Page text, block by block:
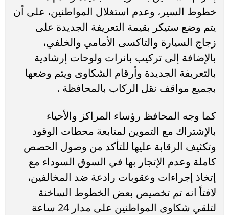
خطوط السير، وعدم استغلال المواطنين، على أن
يتم وضع ستيكر بقيمة التعريفة الجديدة على
زجاج السيارة والتاكسى الأمامي والخلفي،
بالإضافة إلى تركيب بانرات ولوحات إرشادية
بالتعريفة الجديدة وأرقام الشكاوى ويتم وضعها
بجميع مواقف نقل الركاب بالمحافظة .
كما وجه المحافظ رؤساء المراكز والأحياء
بالإشتراك مع التموين لمتابعة محطات الوقود
وتكثيف الرقابة عليها للتأكد من وصول الحصص
كاملة وعدم الإتجار بها في السوق السوداء مع
إتخاذ إجراءات وعقوبات رادعة ضد المخالفين،
لافتاً انه تم تخصيص بعض الخطوط الساخنة
لتلقي شكاوى المواطنين على مدار 24 ساعة